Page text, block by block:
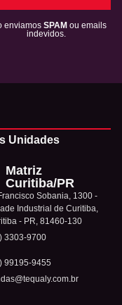
enviamosSPAMou emails
indevidos.
Unidades
Matriz
Curitiba/PR
Sobania, 1300 -
Industrial de Curitiba,
- PR, 81460-130
3303-9700
99195-9455